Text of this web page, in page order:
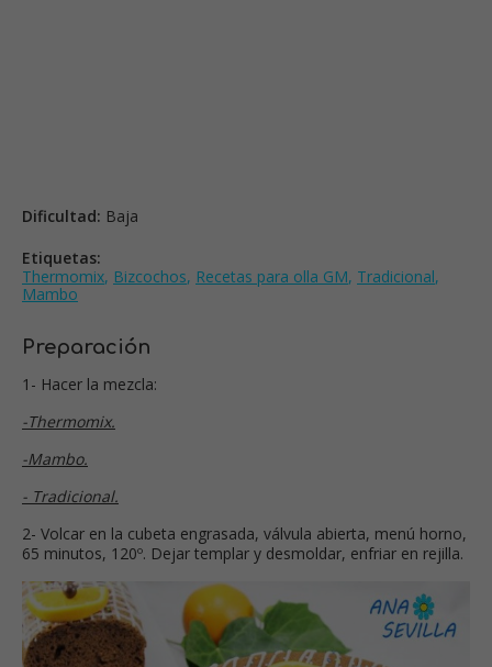
Dificultad: Baja
Etiquetas:
Thermomix, Bizcochos, Recetas para olla GM, Tradicional,
Mambo
Preparación
1- Hacer la mezcla:
-Thermomix.
-Mambo.
- Tradicional.
2- Volcar en la cubeta engrasada, válvula abierta, menú horno,
65 minutos, 120º. Dejar templar y desmoldar, enfriar en rejilla.